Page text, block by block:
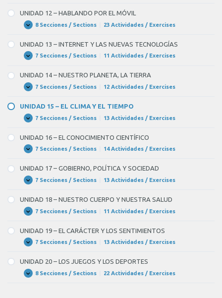
Pirineo
no
pasarán
grados.
Las
BLANK
mínimas
oscilarán
los
grados.
–
LOS
VIAJES
UNIDAD 12 – HABLANDO POR EL MÓVIL
Expandir
UNIDAD
–
HABLANDO
POR
8 Secciones / Sections 23 Actividades / Exercises
UNIDAD 13 – INTERNET Y LAS NUEVAS TECNOLOGÍAS
Expandir
UNIDAD
–
INTERNET
Y
LAS
TECNOLOGÍAS
7 Secciones / Sections 11 Actividades / Exercises
UNIDAD 14 – NUESTRO PLANETA, LA TIERRA
Expandir
UNIDAD
–
NUESTRO
PLANETA,
LA
7 Secciones / Sections 12 Actividades / Exercises
UNIDAD 15 – EL CLIMA Y EL TIEMPO
Expandir
UNIDAD
–
EL
CLIMA
Y
TIEMPO
7 Secciones / Sections 13 Actividades / Exercises
UNIDAD 16 – EL CONOCIMIENTO CIENTÍFICO
Expandir
UNIDAD
–
EL
CONOCIMIENTO
CIENTÍFICO
7 Secciones / Sections 14 Actividades / Exercises
UNIDAD 17 – GOBIERNO, POLÍTICA Y SOCIEDAD
Expandir
UNIDAD
–
GOBIERNO,
POLÍTICA
Y
7 Secciones / Sections 13 Actividades / Exercises
UNIDAD 18 – NUESTRO CUERPO Y NUESTRA SALUD
Expandir
UNIDAD
–
NUESTRO
CUERPO
Y
SALUD
7 Secciones / Sections 11 Actividades / Exercises
UNIDAD 19 – EL CARÁCTER Y LOS SENTIMIENTOS
Expandir
UNIDAD
–
EL
CARÁCTER
Y
7 Secciones / Sections 13 Actividades / Exercises
UNIDAD 20 – LOS JUEGOS Y LOS DEPORTES
Expandir
UNIDAD8 Secciones / Sections 22 Actividades / Exercises